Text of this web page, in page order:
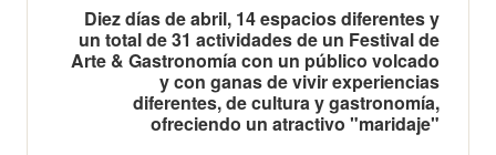
Diez días de abril, 14 espacios diferentes y
un total de 31 actividades de un Festival de
Arte & Gastronomía con un público volcado
y con ganas de vivir experiencias
diferentes, de cultura y gastronomía,
ofreciendo un atractivo "maridaje"